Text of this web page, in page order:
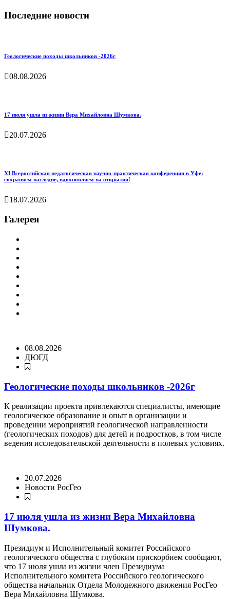
Последние новости
Геологические походы школьников -2026г
08.08.2026
17 июля ушла из жизни Вера Михайловна Шумкова.
20.07.2026
XI Всероссийская педагогическая научно‑практическая конференция в Уфе:
сохраняем наследие, вдохновляем на открытия!
18.07.2026
Галерея
08.08.2026
ДЮГД
Геологические походы школьников -2026г
К реализации проекта привлекаются специалисты, имеющие
геологическое образование и опыт в организации и
проведении мероприятий геологической направленности
(геологических походов) для детей и подростков, в том числе
ведения исследовательской деятельности в полевых условиях.
20.07.2026
Новости РосГео
17 июля ушла из жизни Вера Михайловна
Шумкова.
Президиум и Исполнительный комитет Российского
геологического общества с глубоким прискорбием сообщают,
что 17 июля ушла из жизни член Президиума
Исполнительного комитета Российского геологического
общества начальник Отдела Молодежного движения РосГео
Вера Михайловна Шумкова.